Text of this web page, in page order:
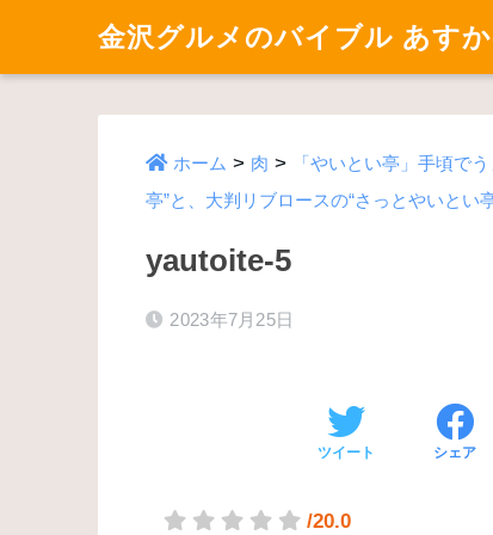
金沢グルメのバイブル あす
ホーム > 肉 >
「やいとい亭」手頃で
亭”と、大判リブロースの“さっとやいとい
yautoite-5
2023年7月25日
ツイート シェア
/20.0